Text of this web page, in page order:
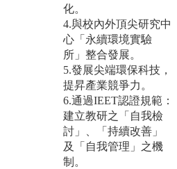
化。
4.與校內外頂尖研究中
心「永續環境實驗
所」整合發展。
5.發展尖端環保科技，
提昇產業競爭力。
6.通過IEET認證規範：
建立教研之「自我檢
討」、「持續改善」
及「自我管理」之機
制。